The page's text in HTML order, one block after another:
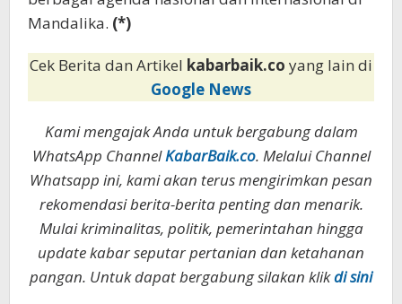
Mandalika. (*)
Cek Berita dan Artikel kabarbaik.co yang lain di
Google News
Kami mengajak Anda untuk bergabung dalam
WhatsApp ChannelKabarBaik.co. Melalui Channel
Whatsapp ini, kami akan terus mengirimkan pesan
rekomendasi berita-berita penting dan menarik.
Mulai kriminalitas, politik, pemerintahan hingga
update kabar seputar pertanian dan ketahanan
pangan. Untuk dapat bergabung silakan klikdi sini